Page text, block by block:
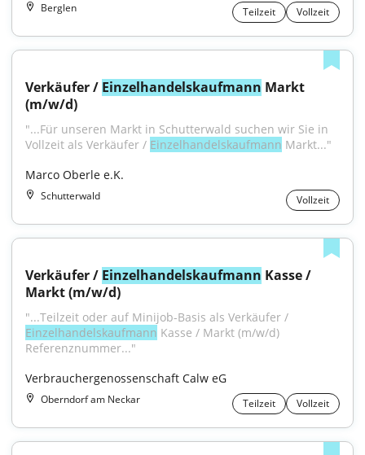
Berglen Teilzeit Vollzeit
Verkäufer / Einzelhandelskaufmann Markt
(m/w/d)
"...Für unseren Markt in Schutterwald suchen wir Sie in
Vollzeit als Verkäufer / Einzelhandelskaufmann Markt..."
Marco Oberle e.K.
Schutterwald Vollzeit
Verkäufer / Einzelhandelskaufmann Kasse /
Markt (m/w/d)
Einzelhandelskaufmann Kasse / Markt (m/w/d)
Referenznummer..."
Verbrauchergenossenschaft Calw eG
Oberndorf am Neckar Teilzeit Vollzeit